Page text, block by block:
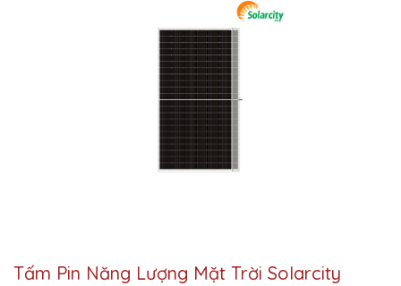
Tấm Pin Năng Lượng Mặt Trời Solarcity